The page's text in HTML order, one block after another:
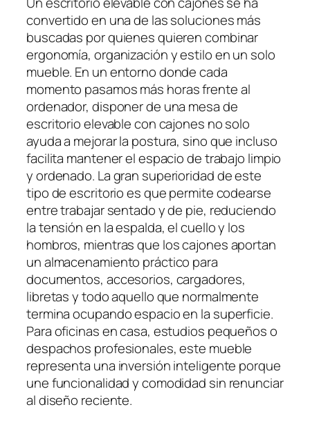
convertido en una de las soluciones más
buscadas por quienes quieren combinar
ergonomía, organización y estilo en un solo
mueble. En un entorno donde cada
momento pasamos más horas frente al
ordenador, disponer de una mesa de
escritorio elevable con cajones no solo
ayuda a mejorar la postura, sino que incluso
facilita mantener el espacio de trabajo limpio
y ordenado. La gran superioridad de este
tipo de escritorio es que permite codearse
entre trabajar sentado y de pie, reduciendo
la tensión en la espalda, el cuello y los
hombros, mientras que los cajones aportan
un almacenamiento práctico para
documentos, accesorios, cargadores,
libretas y todo aquello que normalmente
termina ocupando espacio en la superficie.
Para oficinas en casa, estudios pequeños o
despachos profesionales, este mueble
representa una inversión inteligente porque
une funcionalidad y comodidad sin renunciar
al diseño reciente.